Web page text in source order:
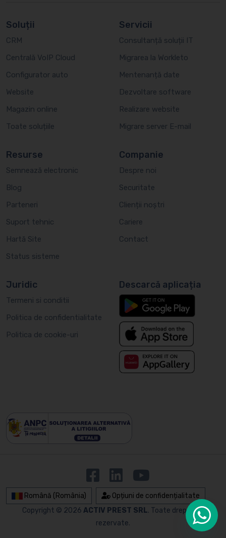
Soluții
CRM
Centrală VoIP Cloud
Configurator auto
Website
Magazin online
Toate soluțiile
Servicii
Consultanță soluții IT
Migrarea la Workleto
Mentenanță date
Dezvoltare software
Realizare website
Migrare server E-mail
Resurse
Semnează electronic
Blog
Parteneri
Suport tehnic
Hartă Site
Status sisteme
Companie
Despre noi
Securitate
Clienții noștri
Cariere
Contact
Juridic
Termeni si conditii
Politica de confidentialitate
Politica de cookie-uri
Descarcă aplicația
Copyright © 2026 ACTIV PREST SRL. Toate drepturile
rezervate.
Română (România) Opțiuni de confidențialitate